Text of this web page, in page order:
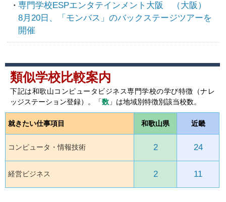
専門学校ESPエンタテインメント大阪 （大阪）
8月20日、「モンバス」のバックステージツアーを
開催
類似学校比較案内
下記は和歌山コンピュータビジネス専門学校の学び特徴（ナレ
ッジステーション登録）。「数 」は地域別特徴別該当校数。
就きたい仕事項目 和歌山県 近畿
コンピュータ・情報技術 2 24
経営ビジネス 2 11